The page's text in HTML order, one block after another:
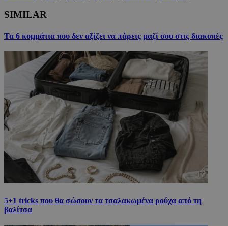
SIMILAR
Τα 6 κομμάτια που δεν αξίζει να πάρεις μαζί σου στις διακοπές
5+1 tricks που θα σώσουν τα τσαλακωμένα ρούχα από τη
βαλίτσα